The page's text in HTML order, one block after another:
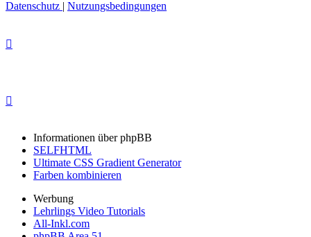
Datenschutz | Nutzungsbedingungen
Informationen über phpBB
SELFHTML
Ultimate CSS Gradient Generator
Farben kombinieren
Werbung
Lehrlings Video Tutorials
All-Inkl.com